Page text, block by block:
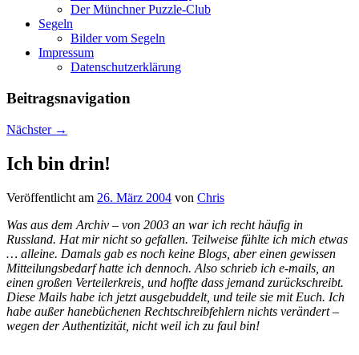
Der Münchner Puzzle-Club
Segeln
Bilder vom Segeln
Impressum
Datenschutz­erklärung
Beitragsnavigation
Nächster →
Ich bin drin!
Veröffentlicht am 26. März 2004 von Chris
Was aus dem Archiv – von 2003 an war ich recht häufig in
Russland. Hat mir nicht so gefallen. Teilweise fühlte ich mich etwas
… alleine. Damals gab es noch keine Blogs, aber einen gewissen
Mitteilungsbedarf hatte ich dennoch. Also schrieb ich e-mails, an
einen großen Verteilerkreis, und hoffte dass jemand zurückschreibt.
Diese Mails habe ich jetzt ausgebuddelt, und teile sie mit Euch. Ich
habe außer hanebüchenen Rechtschreibfehlern nichts verändert –
wegen der Authentizität, nicht weil ich zu faul bin!